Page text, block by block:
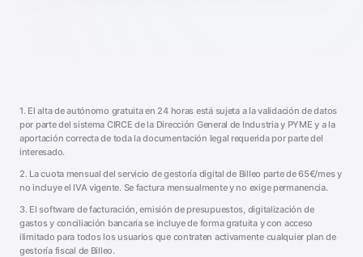
1. El alta de autónomo gratuita en 24 horas está sujeta a la validación de datos
por parte del sistema CIRCE de la Dirección General de Industria y PYME y a la
aportación correcta de toda la documentación legal requerida por parte del
interesado.
2. La cuota mensual del servicio de gestoría digital de Billeo parte de 65€/mes y
no incluye el IVA vigente. Se factura mensualmente y no exige permanencia.
3. El software de facturación, emisión de presupuestos, digitalización de
gastos y conciliación bancaria se incluye de forma gratuita y con acceso
ilimitado para todos los usuarios que contraten activamente cualquier plan de
gestoría fiscal de Billeo.